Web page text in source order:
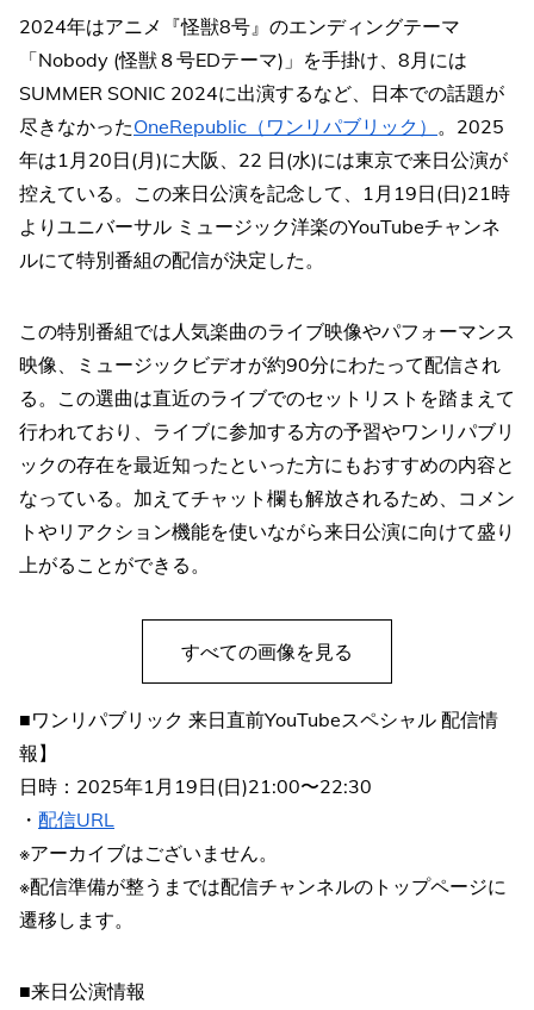
2024年はアニメ『怪獣8号』のエンディングテーマ
「Nobody (怪獣８号EDテーマ)」を手掛け、8月には
SUMMER SONIC 2024に出演するなど、日本での話題が
尽きなかったOneRepublic（ワンリパブリック） 。2025
年は1月20日(月)に大阪、22 日(水)には東京で来日公演が
控えている。この来日公演を記念して、1月19日(日)21時
よりユニバーサル ミュージック洋楽のYouTubeチャンネ
ルにて特別番組の配信が決定した。
この特別番組では人気楽曲のライブ映像やパフォーマンス
映像、ミュージックビデオが約90分にわたって配信され
る。この選曲は直近のライブでのセットリストを踏まえて
行われており、ライブに参加する方の予習やワンリパブリ
ックの存在を最近知ったといった方にもおすすめの内容と
なっている。加えてチャット欄も解放されるため、コメン
トやリアクション機能を使いながら来日公演に向けて盛り
上がることができる。
すべての画像を見る
■ワンリパブリック 来日直前YouTubeスペシャル 配信情
報】
日時：2025年1月19日(日)21:00〜22:30
・ 配信URL
※アーカイブはございません。
※配信準備が整うまでは配信チャンネルのトップページに
遷移します。
■来日公演情報